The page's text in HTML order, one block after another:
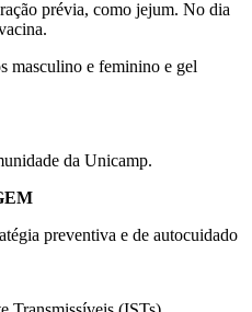
prévia, como jejum. No dia
masculino e feminino e gel
da Unicamp.
preventiva e de autocuidado